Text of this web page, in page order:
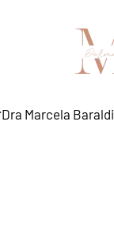
Dra Marcela Baraldi